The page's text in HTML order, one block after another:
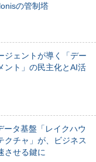
の管制塔
ジェントが導く「デー
ント」の民主化とAI活
ータ基盤「レイクハウ
クチャ」が、ビジネス
させる鍵に